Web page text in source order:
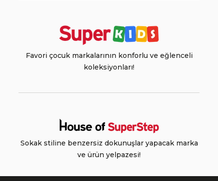
Favori çocuk markalarının konforlu ve eğlenceli
koleksiyonları!
Sokak stiline benzersiz dokunuşlar yapacak marka
ve ürün yelpazesi!